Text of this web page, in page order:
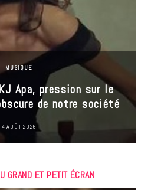
MUSIQUE
Apa, pression sur le
de notre société
4 AOÛT 2026
GRAND ET PETIT ÉCRAN